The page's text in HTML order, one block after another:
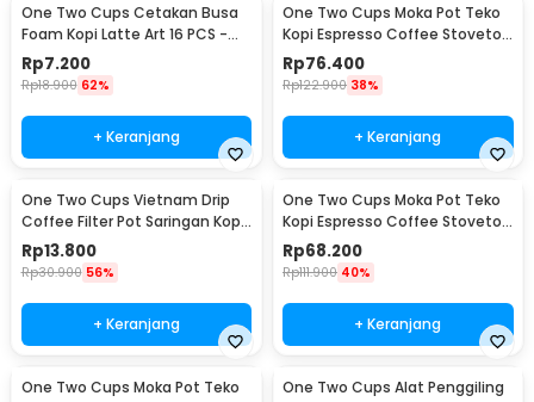
One Two Cups Cetakan Busa
Foam Kopi Latte Art 16 PCS -
JJYE01
Rp7.200
Rp18.900 62%
+ Keranjang
One Two Cups Moka Pot Teko
Kopi Espresso Coffee Stovetop
6 Cup 300ml - Z20
Rp76.400
Rp122.900 38%
+ Keranjang
One Two Cups Vietnam Drip
Coffee Filter Pot Saringan Kopi
180ml 8Q - LC1
Rp13.800
Rp30.900 56%
+ Keranjang
One Two Cups Moka Pot Teko
Kopi Espresso Coffee Stovetop
4 Cup 200ml - Z20
Rp68.200
Rp111.900 40%
+ Keranjang
One Two Cups Moka Pot Teko
One Two Cups Alat Penggiling